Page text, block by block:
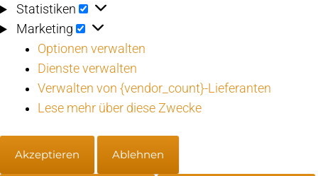
Statistiken Statistiken
Marketing Marketing
Optionen verwalten
Dienste verwalten
Verwalten von {vendor_count}-Lieferanten
Lese mehr über diese Zwecke
Akzeptieren Ablehnen